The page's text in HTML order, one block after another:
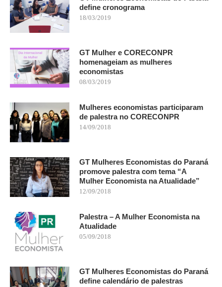
define cronograma
18/03/2019
GT Mulher e CORECONPR
homenageiam as mulheres
economistas
08/03/2019
Mulheres economistas participaram
de palestra no CORECONPR
14/09/2018
GT Mulheres Economistas do Paraná
promove palestra com tema “A
Mulher Economista na Atualidade”
12/09/2018
Palestra – A Mulher Economista na
Atualidade
05/09/2018
GT Mulheres Economistas do Paraná
define calendário de palestras